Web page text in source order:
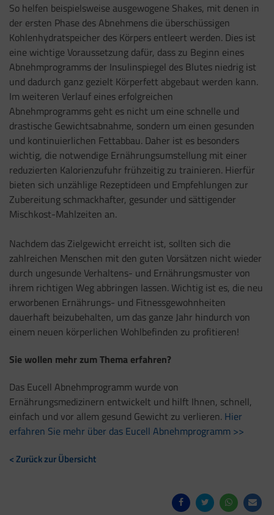
So helfen beispielsweise ausgewogene Shakes, mit denen in
der ersten Phase des Abnehmens die überschüssigen
Kohlenhydratspeicher des Körpers entleert werden. Dies ist
eine wichtige Voraussetzung dafür, dass zu Beginn eines
Abnehmprogramms der Insulinspiegel des Blutes niedrig ist
und dadurch ganz gezielt Körperfett abgebaut werden kann.
Im weiteren Verlauf eines erfolgreichen
Abnehmprogramms geht es nicht um eine schnelle und
drastische Gewichtsabnahme, sondern um einen gesunden
und kontinuierlichen Fettabbau. Daher ist es besonders
wichtig, die notwendige Ernährungsumstellung mit einer
reduzierten Kalorienzufuhr frühzeitig zu trainieren. Hierfür
bieten sich unzählige Rezeptideen und Empfehlungen zur
Zubereitung schmackhafter, gesunder und sättigender
Mischkost-Mahlzeiten an.
Nachdem das Zielgewicht erreicht ist, sollten sich die
zahlreichen Menschen mit den guten Vorsätzen nicht wieder
durch ungesunde Verhaltens- und Ernährungsmuster von
ihrem richtigen Weg abbringen lassen. Wichtig ist es, die neu
erworbenen Ernährungs- und Fitnessgewohnheiten
dauerhaft beizubehalten, um das ganze Jahr hindurch von
einem neuen körperlichen Wohlbefinden zu profitieren!
Sie wollen mehr zum Thema erfahren?
Das Eucell Abnehmprogramm wurde von
Ernährungsmedizinern entwickelt und hilft Ihnen, schnell,
einfach und vor allem gesund Gewicht zu verlieren. Hier
erfahren Sie mehr über das Eucell Abnehmprogramm >>
< Zurück zur Übersicht